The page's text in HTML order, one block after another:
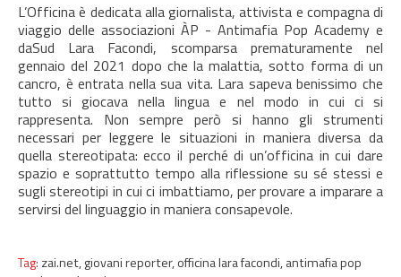
L’Officina è dedicata alla giornalista, attivista e compagna di
viaggio delle associazioni ÀP - Antimafia Pop Academy e
daSud Lara Facondi, scomparsa prematuramente nel
gennaio del 2021 dopo che la malattia, sotto forma di un
cancro, è entrata nella sua vita. Lara sapeva benissimo che
tutto si giocava nella lingua e nel modo in cui ci si
rappresenta. Non sempre però si hanno gli strumenti
necessari per leggere le situazioni in maniera diversa da
quella stereotipata: ecco il perché di un’officina in cui dare
spazio e soprattutto tempo alla riflessione su sé stessi e
sugli stereotipi in cui ci imbattiamo, per provare a imparare a
servirsi del linguaggio in maniera consapevole.
Tag: zai.net,giovani reporter,officina lara facondi,antimafia pop